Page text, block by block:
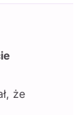
że